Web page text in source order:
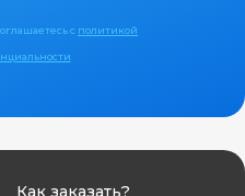
с политикой
Как заказать?